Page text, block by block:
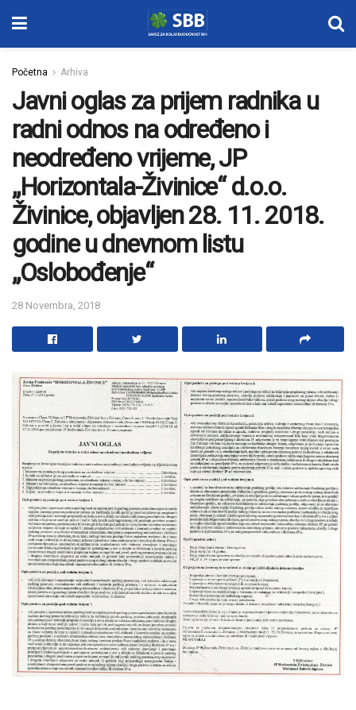
Početna Arhiva
Javni oglas za prijem radnika u
radni odnos na određeno i
neodređeno vrijeme, JP
„Horizontala-Živinice“ d.o.o.
Živinice, objavljen 28. 11. 2018.
godine u dnevnom listu
„Oslobođenje“
28 Novembra, 2018